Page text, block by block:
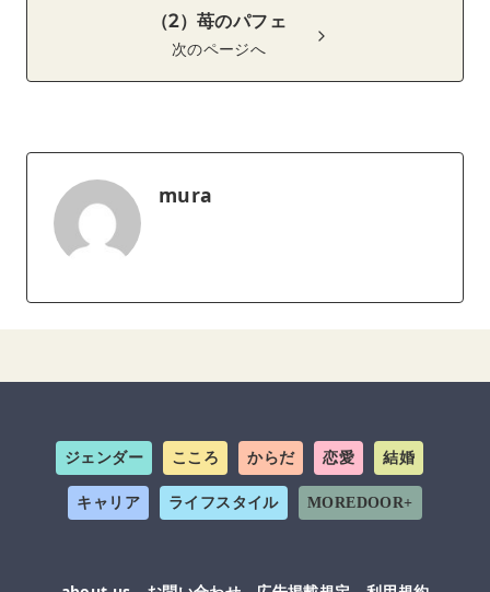
（2）苺のパフェ
次のページへ
mura
ジェンダー こころ からだ 恋愛 結婚
キャリア ライフスタイル MOREDOOR+